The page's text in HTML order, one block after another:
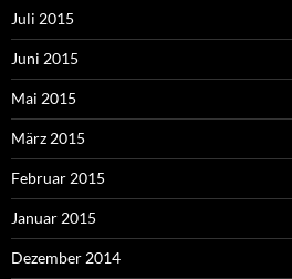
Juli 2015
Juni 2015
Mai 2015
März 2015
Februar 2015
Januar 2015
Dezember 2014